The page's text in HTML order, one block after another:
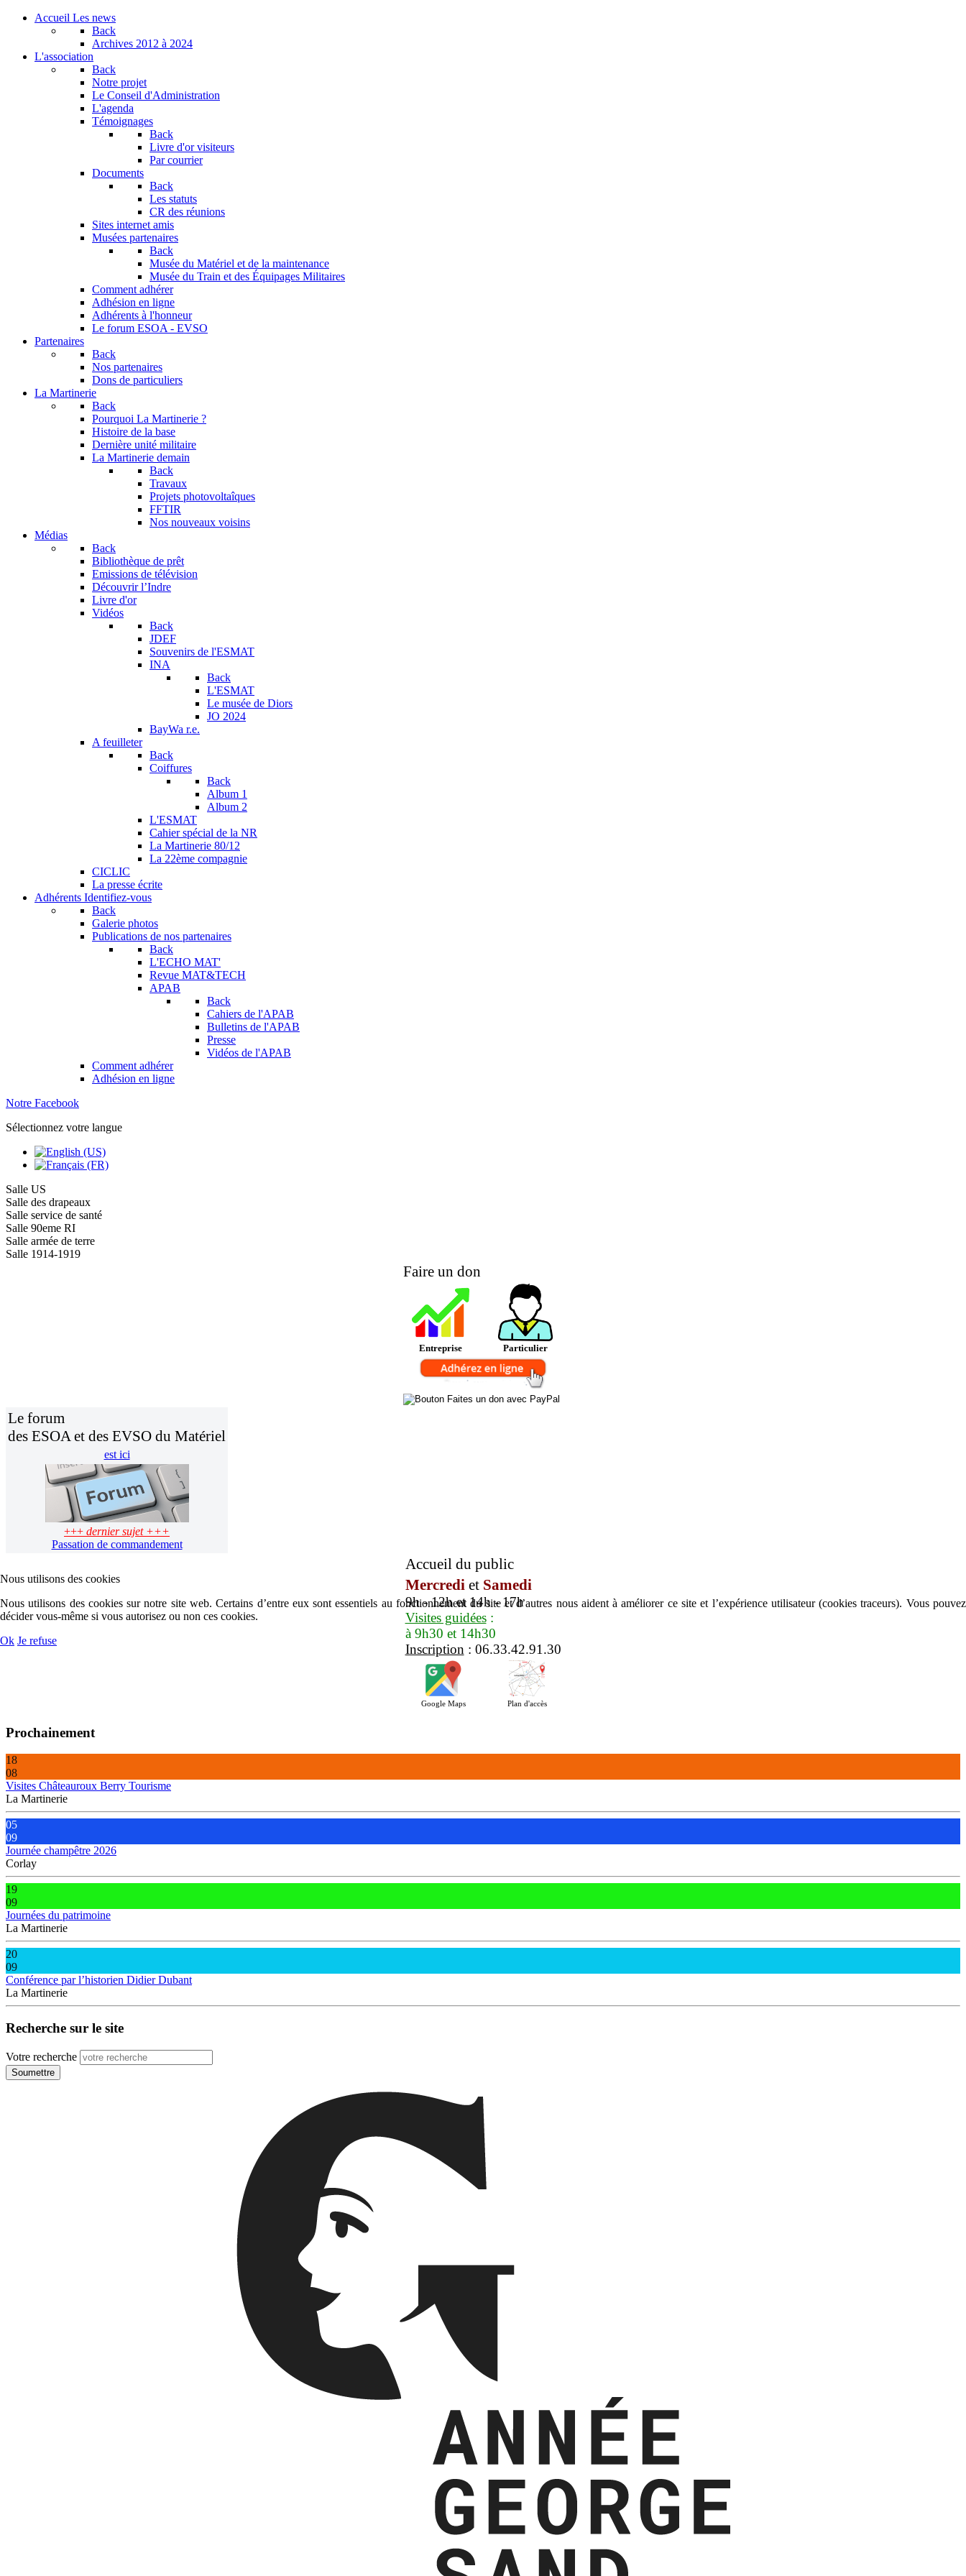
Accueil Les news
Back
Archives 2012 à 2024
L'association
Back
Notre projet
Le Conseil d'Administration
L'agenda
Témoignages
Back
Livre d'or visiteurs
Par courrier
Documents
Back
Les statuts
CR des réunions
Sites internet amis
Musées partenaires
Back
Musée du Matériel et de la maintenance
Musée du Train et des Équipages Militaires
Comment adhérer
Adhésion en ligne
Adhérents à l'honneur
Le forum ESOA - EVSO
Partenaires
Back
Nos partenaires
Dons de particuliers
La Martinerie
Back
Pourquoi La Martinerie ?
Histoire de la base
Dernière unité militaire
La Martinerie demain
Back
Travaux
Projets photovoltaîques
FFTIR
Nos nouveaux voisins
Médias
Back
Bibliothèque de prêt
Emissions de télévision
Découvrir l’Indre
Livre d'or
Vidéos
Back
JDEF
Souvenirs de l'ESMAT
INA
Back
L'ESMAT
Le musée de Diors
JO 2024
BayWa r.e.
A feuilleter
Back
Coiffures
Back
Album 1
Album 2
L'ESMAT
Cahier spécial de la NR
La Martinerie 80/12
La 22ème compagnie
CICLIC
La presse écrite
Adhérents Identifiez-vous
Back
Galerie photos
Publications de nos partenaires
Back
L'ECHO MAT'
Revue MAT&TECH
APAB
Back
Cahiers de l'APAB
Bulletins de l'APAB
Presse
Vidéos de l'APAB
Comment adhérer
Adhésion en ligne
Notre Facebook
Sélectionnez votre langue
Salle US
Salle des drapeaux
Salle service de santé
Salle 90eme RI
Salle armée de terre
Salle 1914-1919
Faire un don
Entreprise Particulier
Le forum
des ESOA et des EVSO du Matériel
est ici
+++ dernier sujet +++
Passation de commandement
Accueil du public
Mercredi et Samedi
9h - 12h et 14h - 17h
Visites guidées:
à 9h30 et 14h30
Inscription : 06.33.42.91.30
Google Maps Plan d'accès
Prochainement
18
08
Visites Châteauroux Berry Tourisme
La Martinerie
05
09
Journée champêtre 2026
Corlay
19
09
Journées du patrimoine
La Martinerie
20
09
Conférence par l’historien Didier Dubant
La Martinerie
Recherche sur le site
Votre recherche
Soumettre
Nous utilisons des cookies
Nous utilisons des cookies sur notre site web. Certains d’entre eux sont essentiels au fonctionnement du site et d’autres nous aident à améliorer ce site et l’expérience utilisateur (cookies traceurs). Vous pouvez
décider vous-même si vous autorisez ou non ces cookies.
Ok Je refuse